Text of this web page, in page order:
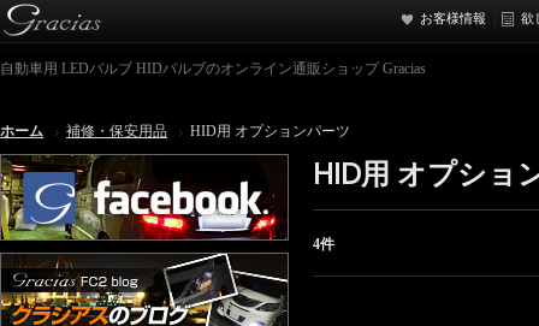
お客様情報 欲
自動車用 LEDバルブ HIDバルブのオンライン通販ショップ Gracias
ホーム 補修・保安用品 HID用 オプションパーツ
HID用 オプショ
4件